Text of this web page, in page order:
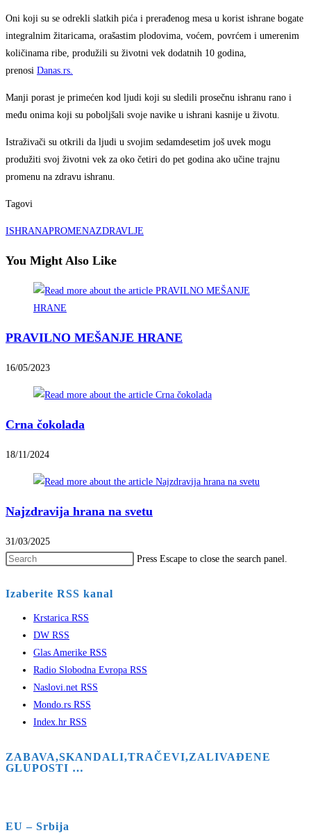
Oni koji su se odrekli slatkih pića i prerađenog mesa u korist ishrane bogate
integralnim žitaricama, orašastim plodovima, voćem, povrćem i umerenim
količinama ribe, produžili su životni vek dodatnih 10 godina,
prenosi Danas.rs.
Manji porast je primećen kod ljudi koji su sledili prosečnu ishranu rano i
među onima koji su poboljšali svoje navike u ishrani kasnije u životu.
Istraživači su otkrili da ljudi u svojim sedamdesetim još uvek mogu
produžiti svoj životni vek za oko četiri do pet godina ako učine trajnu
promenu na zdravu ishranu.
Tagovi
ISHRANAPROMENAZDRAVLJE
You Might Also Like
PRAVILNO MEŠANJE HRANE
16/05/2023
Crna čokolada
18/11/2024
Najzdravija hrana na svetu
31/03/2025
Press Escape to close the search panel.
Izaberite RSS kanal
Krstarica RSS
DW RSS
Glas Amerike RSS
Radio Slobodna Evropa RSS
Naslovi.net RSS
Mondo.rs RSS
Index.hr RSS
ZABAVA,SKANDALI,TRAČEVI,ZALIVAĐENE
GLUPOSTI …
EU – Srbija